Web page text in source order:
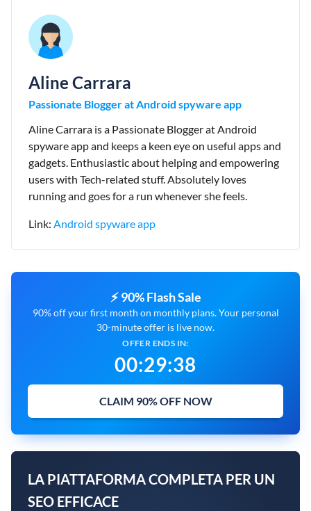
Aline Carrara
Passionate Blogger at Android spyware app
Aline Carrara is a Passionate Blogger at Android
spyware app and keeps a keen eye on useful apps and
gadgets. Enthusiastic about helping and empowering
users with Tech-related stuff. Absolutely loves
running and goes for a run whenever she feels.
Link: Android spyware app
⚡ 90% Flash Sale
90% off your first month on monthly plans. Your personal
30-minute offer is live now.
OFFER ENDS IN:
00:29:37
CLAIM 90% OFF NOW
LA PIATTAFORMA COMPLETA PER UN
SEO EFFICACE